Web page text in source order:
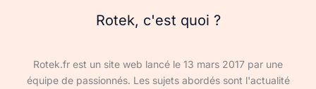
Rotek, c'est quoi ?
Rotek.fr est un site web lancé le 13 mars 2017 par une
équipe de passionnés. Les sujets abordés sont l'actualité